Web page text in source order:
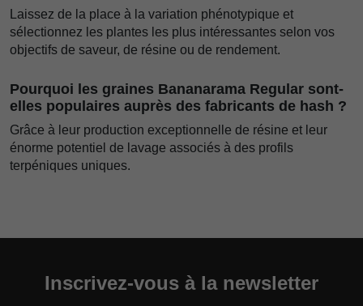
Laissez de la place à la variation phénotypique et
sélectionnez les plantes les plus intéressantes selon vos
objectifs de saveur, de résine ou de rendement.
Pourquoi les graines Bananarama Regular sont-
elles populaires auprès des fabricants de hash ?
Grâce à leur production exceptionnelle de résine et leur
énorme potentiel de lavage associés à des profils
terpéniques uniques.
Inscrivez-vous à la newsletter